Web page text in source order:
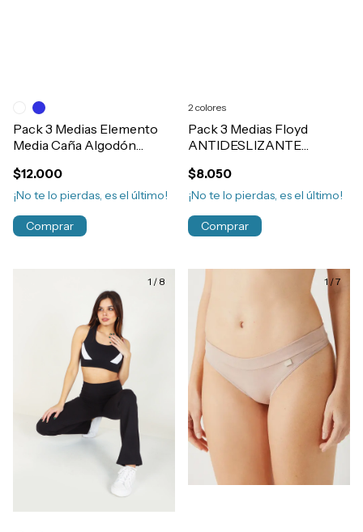
Pack 3 Medias Elemento
Media Caña Algodón
$12.000
¡No te lo pierdas, es el último!
Comprar
Pack 3 Medias Floyd
ANTIDESLIZANTE
Art.63
$8.050
¡No te lo pierdas, es el último!
2 colores
Comprar
1 / 8 1 /7